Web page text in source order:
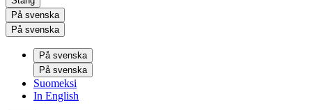
På svenska
På svenska
På svenska
På svenska
Suomeksi
In English